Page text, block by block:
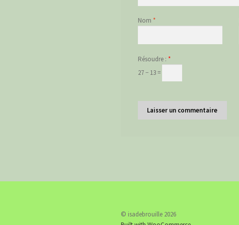
Nom *
Résoudre : *
27 − 13 =
© isadebrouille 2026